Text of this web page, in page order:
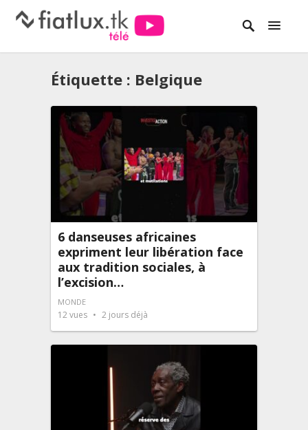
Étiquette : Belgique
6 danseuses africaines
expriment leur libération face
aux tradition sociales, à
l’excision…
MONDE
12vues 2 jours déjà